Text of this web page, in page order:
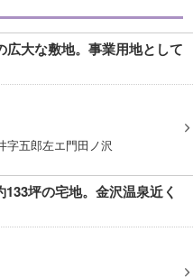
広大な敷地。事業用地として
字五郎左エ門田ノ沢
133坪の宅地。金沢温泉近く